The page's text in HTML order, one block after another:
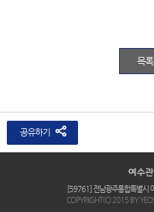
목
공유하기
[59761] 전남광주통합특별시
COPYRIGHT(C) 2015 BY